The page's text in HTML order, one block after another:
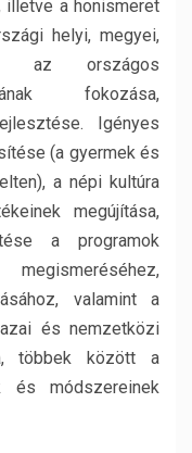
illetve a honismeret
helyi, megyei,
az országos
fokozása,
Igényes
(a gyermek és
a népi kultúra
megújítása,
a programok
valamint a
és nemzetközi
többek között a
és módszereinek